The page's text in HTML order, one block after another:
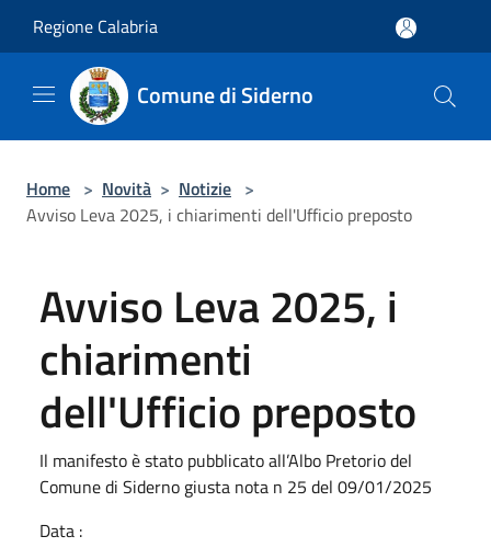
Regione Calabria
Comune di Siderno
Home > Novità > Notizie >
Avviso Leva 2025, i chiarimenti dell'Ufficio preposto
Avviso Leva 2025, i
chiarimenti
dell'Ufficio preposto
Il manifesto è stato pubblicato all’Albo Pretorio del
Comune di Siderno giusta nota n 25 del 09/01/2025
Data :